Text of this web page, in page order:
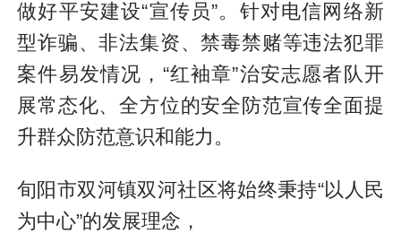
做好平安建设“宣传员”。针对电信网络新
型诈骗、非法集资、禁毒禁赌等违法犯罪
案件易发情况，“红袖章”治安志愿者队开
展常态化、全方位的安全防范宣传全面提
升群众防范意识和能力。
旬阳市双河镇双河社区将始终秉持“以人民
为中心”的发展理念，